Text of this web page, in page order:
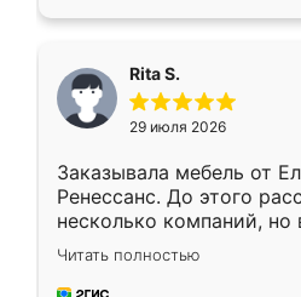
Rita S.
29 июля 2026
Заказывала мебель от
Ренессанс. До этого
несколько компаний, но
эту. Сначала обговорили
приехал замерщик, всё
Читать полностью